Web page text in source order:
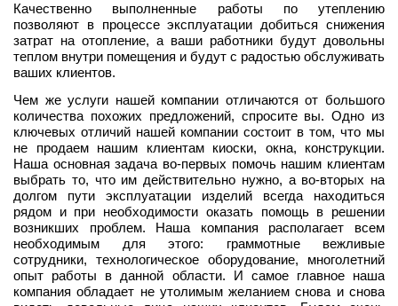
Качественно выполненные работы по утеплению
позволяют в процессе эксплуатации добиться снижения
затрат на отопление, а ваши работники будут довольны
теплом внутри помещения и будут с радостью обслуживать
ваших клиентов.
Чем же услуги нашей компании отличаются от большого
количества похожих предложений, спросите вы. Одно из
ключевых отличий нашей компании состоит в том, что мы
не продаем нашим клиентам киоски, окна, конструкции.
Наша основная задача во-первых помочь нашим клиентам
выбрать то, что им действительно нужно, а во-вторых на
долгом пути эксплуатации изделий всегда находиться
рядом и при необходимости оказать помощь в решении
возникших проблем. Наша компания располагает всем
необходимым для этого: граммотные вежливые
сотрудники, технологическое оборудование, многолетний
опыт работы в данной области. И самое главное наша
компания обладает не утолимым желанием снова и снова